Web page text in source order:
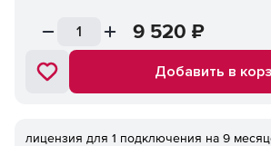
9 520 ₽
Добавить в
лицензия для 1 подключения на 9